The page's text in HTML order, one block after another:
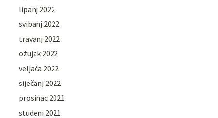
lipanj 2022
svibanj 2022
travanj 2022
ožujak 2022
veljača 2022
siječanj 2022
prosinac 2021
studeni 2021